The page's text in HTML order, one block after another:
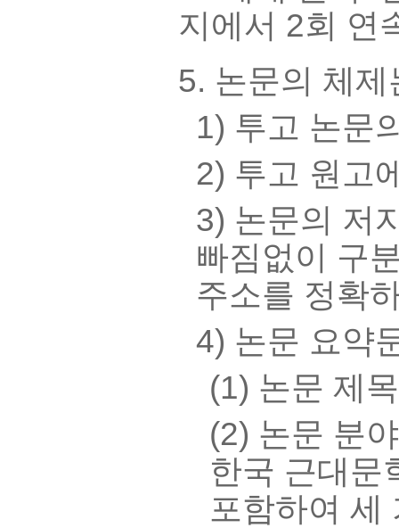
지에서 2회 연
5. 논문의 체
1) 투고 논문
2) 투고 원고
3) 논문의 저
빠짐없이 구
주소를 정확
4) 논문 요약
(1) 논문 제목
(2) 논문 분
한국 근대문
포함하여 세